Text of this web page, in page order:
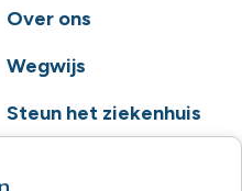
Over ons
Wegwijs
Steun het ziekenhuis